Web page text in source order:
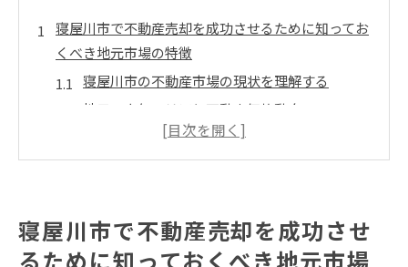
寝屋川市で不動産売却を成功させるために知ってお
くべき地元市場の特徴
寝屋川市の不動産市場の現状を理解する
地元の人気エリアと不動産価格動向
過去の売買実績から学ぶ市場の変化
地域特性が不動産価値に与える影響
地域住民のニーズを掴むための方法
効率的に寝屋川市で不動産を売却するための戦略的
寝屋川市で不動産売却を成功させ
るために知っておくべき地元市場